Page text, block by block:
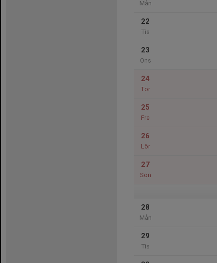
Mån
22
Tis
23
Ons
24
Tor
25
Fre
26
Lör
27
Sön
28
Mån
29
Tis